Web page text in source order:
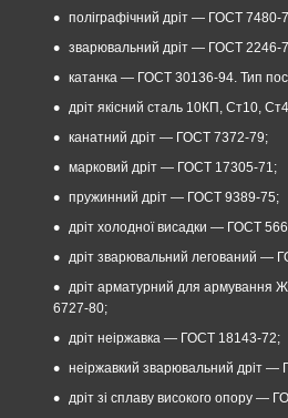
поліграфічний дріт — ГОСТ 7480-
зварювальний дріт — ГОСТ 2246-
катанка ― ГОСТ 30136-94. Тип
дріт якісний сталь 10КП, Ст10,
канатний дріт — ГОСТ 7372-79;
марковий дріт — ГОСТ 17305-71;
пружинний дріт — ГОСТ 9389-75;
дріт холодної висадки — ГОСТ
дріт зварювальний легований ―
дріт арматурний для
6727-80;
дріт неіржавка — ГОСТ 18143-72;
неіржавкий зварювальний дріт ―
дріт зі сплаву високого опору ―